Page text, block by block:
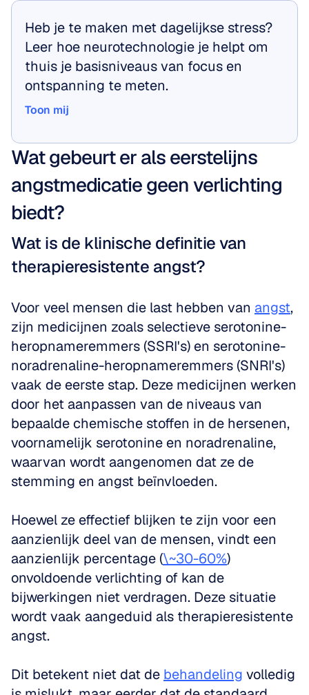
Heb je te maken met dagelijkse stress?
Leer hoe neurotechnologie je helpt om
thuis je basisniveaus van focus en
ontspanning te meten.
Toon mij
Wat gebeurt er als eerstelijns
angstmedicatie geen verlichting
biedt?
Wat is de klinische definitie van
therapieresistente angst?
Voor veel mensen die last hebben van angst,
zijn medicijnen zoals selectieve serotonine-
heropnameremmers (SSRI's) en serotonine-
noradrenaline-heropnameremmers (SNRI's)
vaak de eerste stap. Deze medicijnen werken
door het aanpassen van de niveaus van
bepaalde chemische stoffen in de hersenen,
voornamelijk serotonine en noradrenaline,
waarvan wordt aangenomen dat ze de
stemming en angst beïnvloeden.
Hoewel ze effectief blijken te zijn voor een
aanzienlijk deel van de mensen, vindt een
aanzienlijk percentage (\~30-60%)
onvoldoende verlichting of kan de
bijwerkingen niet verdragen. Deze situatie
wordt vaak aangeduid als therapieresistente
angst.
Dit betekent niet dat de behandeling volledig